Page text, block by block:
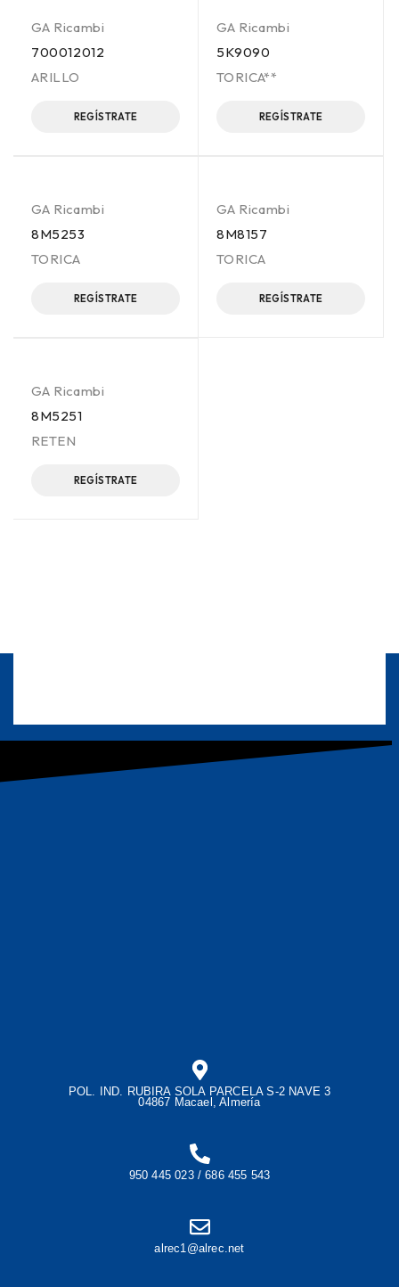
GA Ricambi
700012012
ARILLO
REGÍSTRATE
GA Ricambi
5K9090
TORICA**
REGÍSTRATE
GA Ricambi
8M5253
TORICA
REGÍSTRATE
GA Ricambi
8M8157
TORICA
REGÍSTRATE
GA Ricambi
8M5251
RETEN
REGÍSTRATE
POL. IND. RUBIRA SOLA PARCELA S-2 NAVE 3
04867 Macael, Almería
950 445 023 / 686 455 543
alrec1@alrec.net